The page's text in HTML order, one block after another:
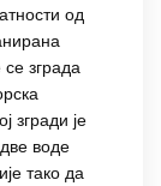
од
зграда
згради је
воде
тако да